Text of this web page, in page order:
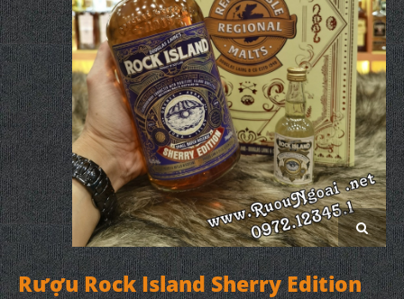
Rượu Rock Island Sherry Edition